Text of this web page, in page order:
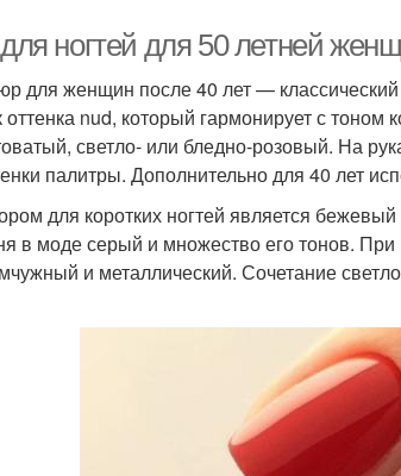
ногтей для 50 летней
для женщин после 40 лет —
оттенка nud, который гармонирует с
светло- или бледно-розовый. На
палитры. Дополнительно для 40 лет
для коротких ногтей является бежевый
в моде серый и множество его тонов.
и металлический. Сочетание